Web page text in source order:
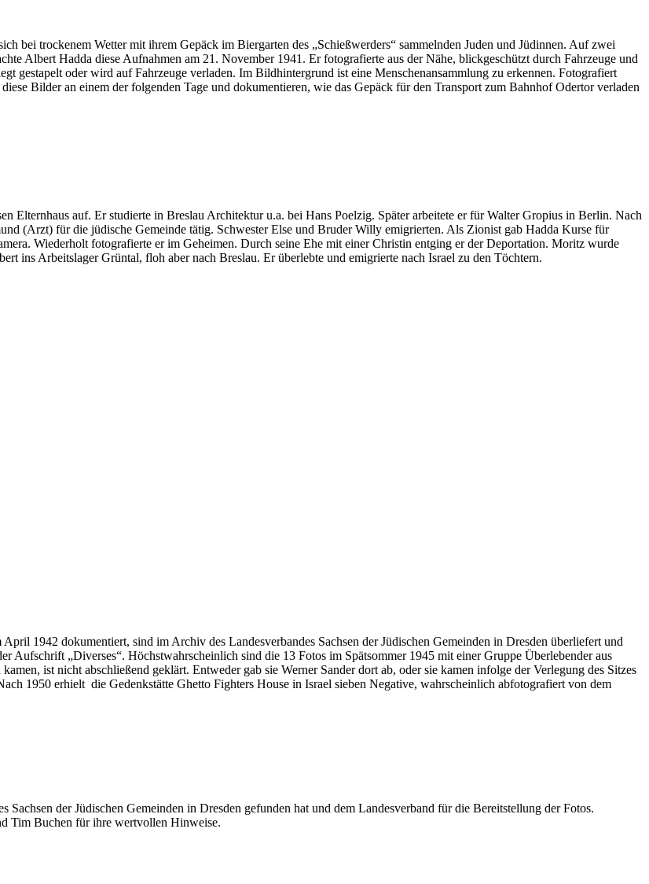
bei trockenem Wetter mit ihrem Gepäck im Biergarten des „Schießwerders“ sammelnden Juden und Jüdinnen. Auf zwei
Albert Hadda diese Aufnahmen am 21. November 1941. Er fotografierte aus der Nähe, blickgeschützt durch Fahrzeuge und
gestapelt oder wird auf Fahrzeuge verladen. Im Bildhintergrund ist eine Menschenansammlung zu erkennen. Fotografiert
Bilder an einem der folgenden Tage und dokumentieren, wie das Gepäck für den Transport zum Bahnhof Odertor verladen
Elternhaus auf. Er studierte in Breslau Architektur u.a. bei Hans Poelzig. Später arbeitete er für Walter Gropius in Berlin. Nach
(Arzt) für die jüdische Gemeinde tätig. Schwester Else und Bruder Willy emigrierten. Als Zionist gab Hadda Kurse für
Wiederholt fotografierte er im Geheimen. Durch seine Ehe mit einer Christin entging er der Deportation. Moritz wurde
ins Arbeitslager Grüntal, floh aber nach Breslau. Er überlebte und emigrierte nach Israel zu den Töchtern.
1942 dokumentiert, sind im Archiv des Landesverbandes Sachsen der Jüdischen Gemeinden in Dresden überliefert und
Aufschrift „Diverses“. Höchstwahrscheinlich sind die 13 Fotos im Spätsommer 1945 mit einer Gruppe Überlebender aus
ist nicht abschließend geklärt. Entweder gab sie Werner Sander dort ab, oder sie kamen infolge der Verlegung des Sitzes
1950 erhielt die Gedenkstätte Ghetto Fighters House in Israel sieben Negative, wahrscheinlich abfotografiert von dem
der Jüdischen Gemeinden in Dresden gefunden hat und dem Landesverband für die Bereitstellung der Fotos.
Tim Buchen für ihre wertvollen Hinweise.